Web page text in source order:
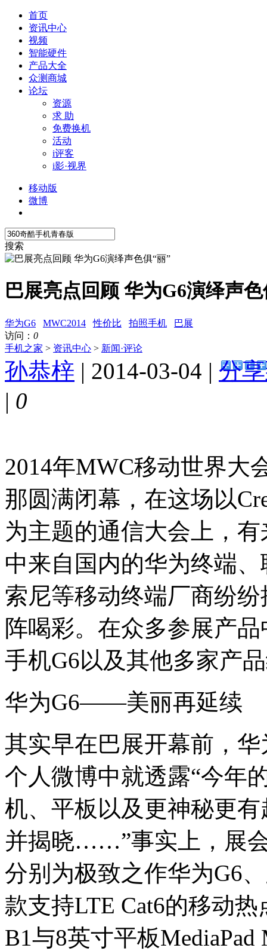
首页
资讯中心
视频
智能硬件
产品大全
众测商城
论坛
资源
求 助
免费换机
活动
i评客
i影·视界
移动版
微博
搜索
巴展亮点回顾 华为G6演绎声色
华为G6 MWC2014 性价比 拍照手机
巴展
访问： 0
手机之家 > 资讯中心 > 新闻·评论
孙恭梓 | 2014-03-04 | 分
| 0
2014年MWC移动世界大
那圆满闭幕，在这场以
为主题的通信大会上，
中来自国内的华为终端
索尼等移动终端厂商纷
阵喝彩。在众多参展产
手机G6以及其他多家产
华为G6——美丽再延续
其实早在巴展开幕前，
个人微博中就透露“今年
机、平板以及更神秘更
并揭晓……”事实上，展
分别为极致之作华为G6
款支持LTE Cat6的移动
B1与8英寸平板